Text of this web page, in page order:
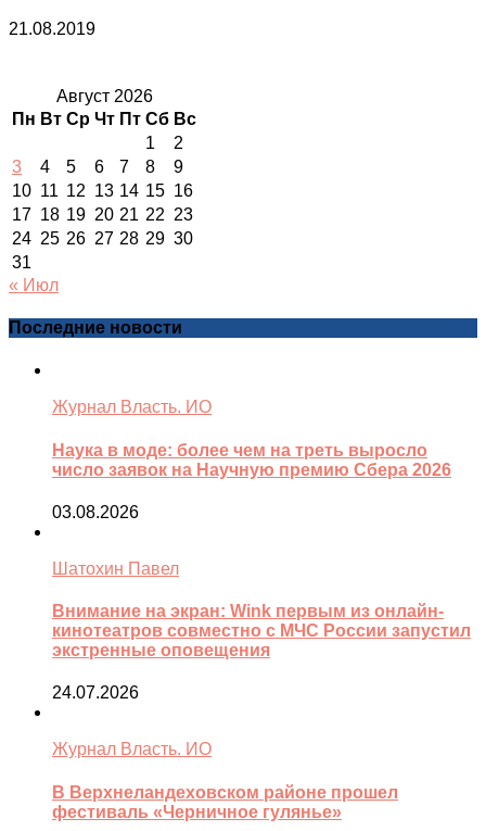
21.08.2019
Август 2026
Пн Вт Ср Чт Пт Сб Вс
1
2
3
4 5 6 7 8
9
10 11 12 13 14 15 16
17 18 19 20 21 22 23
24 25 26 27 28 29 30
31
« Июл
Последние новости
Журнал Власть. ИО
Наука в моде: более чем на треть выросло
число заявок на Научную премию Сбера 2026
03.08.2026
Шатохин Павел
Внимание на экран: Wink первым из онлайн-
кинотеатров совместно с МЧС России запустил
экстренные оповещения
24.07.2026
Журнал Власть. ИО
В Верхнеландеховском районе прошел
фестиваль «Черничное гулянье»